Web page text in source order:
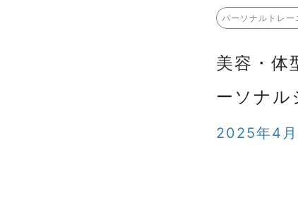
パーソナルトレー
美容・体
ーソナル
2025年4